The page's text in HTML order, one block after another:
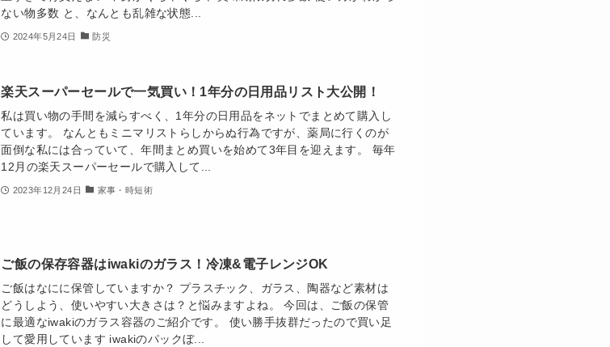
ない物多数 と、なんとも乱雑な状態...
2024年5月24日 防災
楽天スーパーセールで一気買い！1年分の日用品リスト大公開！
私は買い物の手間を減らすべく、1年分の日用品をネットでまとめて購入し
ています。 なんともミニマリストらしからぬ行為ですが、薬局に行くのが
面倒な私には合っていて、年間まとめ買いを始めて3年目を迎えます。 毎年
12月の楽天スーパーセールで購入して...
2023年12月24日 家事・時短術
ご飯の保存容器はiwakiのガラス！冷凍&電子レンジOK
ご飯はなにに保管していますか？ プラスチック、ガラス、陶器など素材は
どうしよう、使いやすい大きさは？と悩みますよね。 今回は、ご飯の保管
に最適なiwakiのガラス容器のご紹介です。 使い勝手抜群だったので買い足
して愛用しています iwakiのパックぼ...